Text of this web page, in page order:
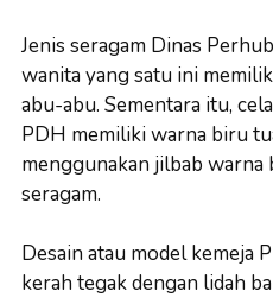
Jenis seragam Dinas
wanita yang satu ini
abu-abu. Sementara itu,
PDH memiliki warna biru
menggunakan jilbab
seragam.
Desain atau model kemeja
kerah tegak dengan lidah